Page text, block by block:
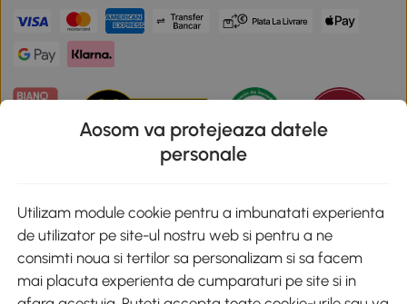
Descarca aplicatia Aosom
Google Play
Aosom va protejeaza datele
personale
Utilizam module cookie pentru a imbunatati experienta
de utilizator pe site-ul nostru web si pentru a ne
consimti noua si tertilor sa personalizam si sa facem
mai placuta experienta de cumparaturi pe site si in